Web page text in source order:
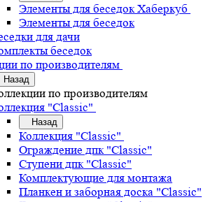
Элементы для беседок Хаберкуб
Элементы для беседок
для дачи
беседок
по производителям
Назад
по производителям
"Classic"
Назад
Коллекция "Classic"
Ограждение дпк "Classic"
Ступени дпк "Classic"
Комплектующие для монтажа
Планкен и заборная доска "Classic"